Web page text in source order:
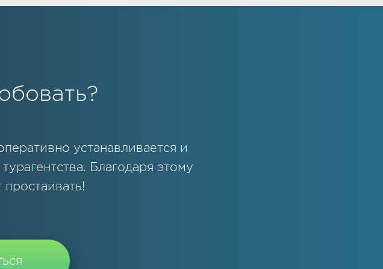
устанавливается и
Благодаря этому